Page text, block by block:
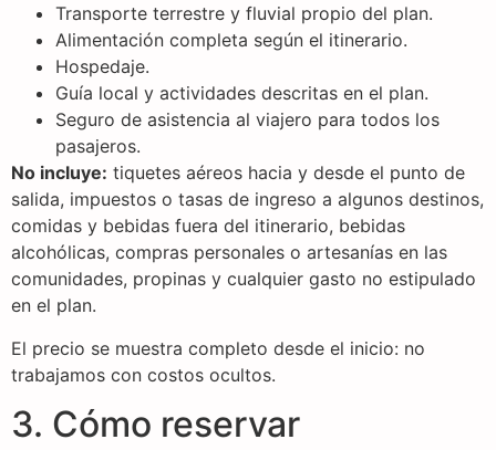
Transporte terrestre y fluvial propio del plan.
Alimentación completa según el itinerario.
Hospedaje.
Guía local y actividades descritas en el plan.
Seguro de asistencia al viajero para todos los
pasajeros.
No incluye: tiquetes aéreos hacia y desde el punto de
salida, impuestos o tasas de ingreso a algunos destinos,
comidas y bebidas fuera del itinerario, bebidas
alcohólicas, compras personales o artesanías en las
comunidades, propinas y cualquier gasto no estipulado
en el plan.
El precio se muestra completo desde el inicio: no
trabajamos con costos ocultos.
3. Cómo reservar